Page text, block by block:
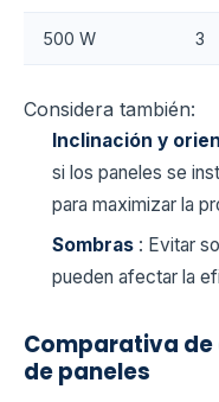
500 W 3
Considera también:
Inclinación y
si los paneles se
para maximizar la
Sombras : Evitar
pueden afectar la
Comparativa de
de paneles